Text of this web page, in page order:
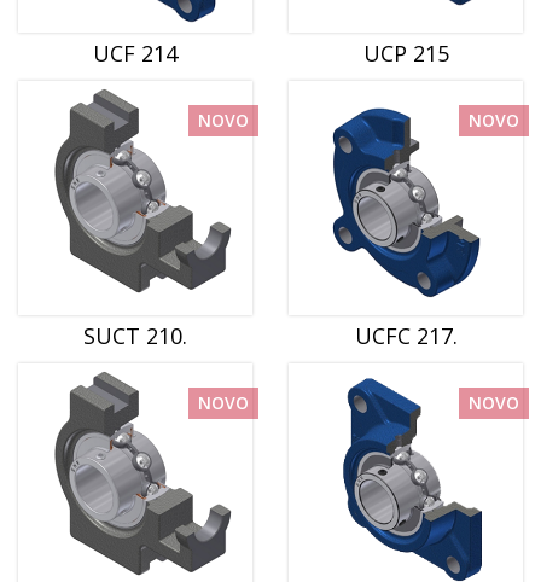
UCF 214 UCP 215
NOVO
SUCT 210.
NOVO
UCFC 217.
NOVO NOVO